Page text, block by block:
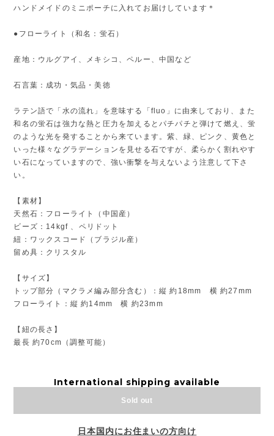
ハンドメイドのミニポーチに入れてお届けしています＊
●フローライト（和名：蛍石）
産地：ウルグアイ、メキシコ、ペルー、中国など
石言葉：成功・気品・美徳
ラテン語で「水の流れ」を意味する「fluo」に由来しており、また
和名の蛍石は強力な熱と圧力を加えるとパチパチと弾けて燃え、蛍
のような光を発することから来ています。紫、緑、ピンク、黄色と
いった様々なグラデーションを見せる石ですが、柔らかく割れやす
い石になっていますので、強い衝撃を与えないよう注意して下さ
い。
【素材】
天然石：フローライト（中国産）
ビーズ：14kgf 、ペリドット
紐：ワックスコード（ブラジル産）
留め具：クリスタル
【サイズ】
トップ部分（マクラメ編み部分含む）：縦 約18mm 横 約27mm
フローライト：縦 約14mm 横 約23mm
【紐の長さ】
最長 約70cm（調整可能）
International shipping available
Sold out
日本国内にお住まいの方向け